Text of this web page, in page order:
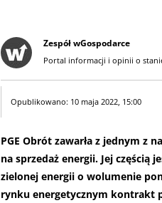
Zespół wGospodarce
Portal informacji i opinii o
Opublikowano: 10 maja 2022, 15:00
PGE Obrót zawarła z jednym z
na sprzedaż energii. Jej częścią
zielonej energii o wolumenie
rynku energetycznym kontrakt